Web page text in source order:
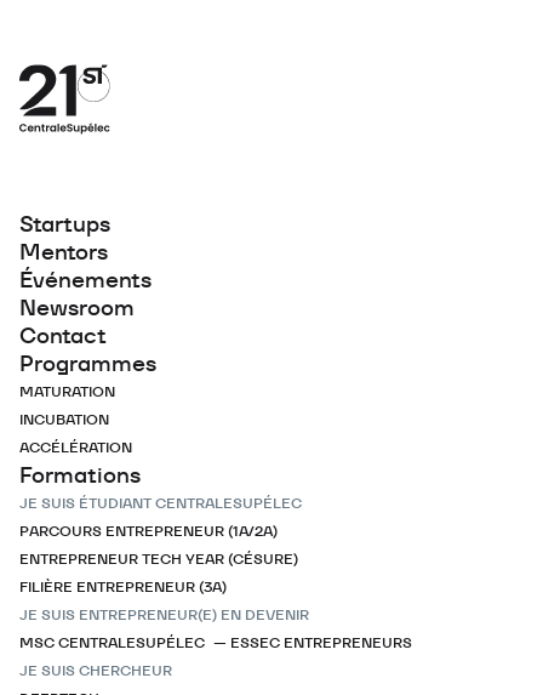
Startups
Mentors
Événements
Newsroom
Contact
Programmes
MATURATION
INCUBATION
ACCÉLÉRATION
Formations
JE SUIS ÉTUDIANT CENTRALESUPÉLEC
PARCOURS ENTREPRENEUR (1A/2A)
ENTREPRENEUR TECH YEAR (CÉSURE)
FILIÈRE ENTREPRENEUR (3A)
JE SUIS ENTREPRENEUR(E) EN DEVENIR
MSC CENTRALESUPÉLEC — ESSEC ENTREPRENEURS
JE SUIS CHERCHEUR